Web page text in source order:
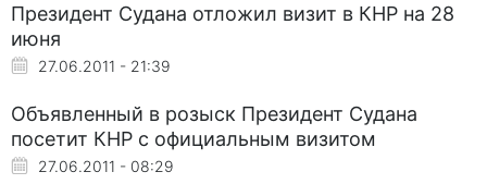
Президент Судана отложил визит в КНР на 28
июня
27.06.2011 - 21:39
Объявленный в розыск Президент Судана
посетит КНР с официальным визитом
27.06.2011 - 08:29